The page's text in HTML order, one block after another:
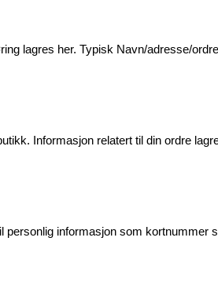
lagres her. Typisk Navn/adresse/
Informasjon relatert til din ordre
informasjon som kortnummer